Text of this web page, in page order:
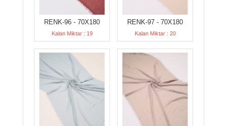
RENK-96 - 70X180
Kalan Miktar : 19
RENK-97 - 70X180
Kalan Miktar : 20